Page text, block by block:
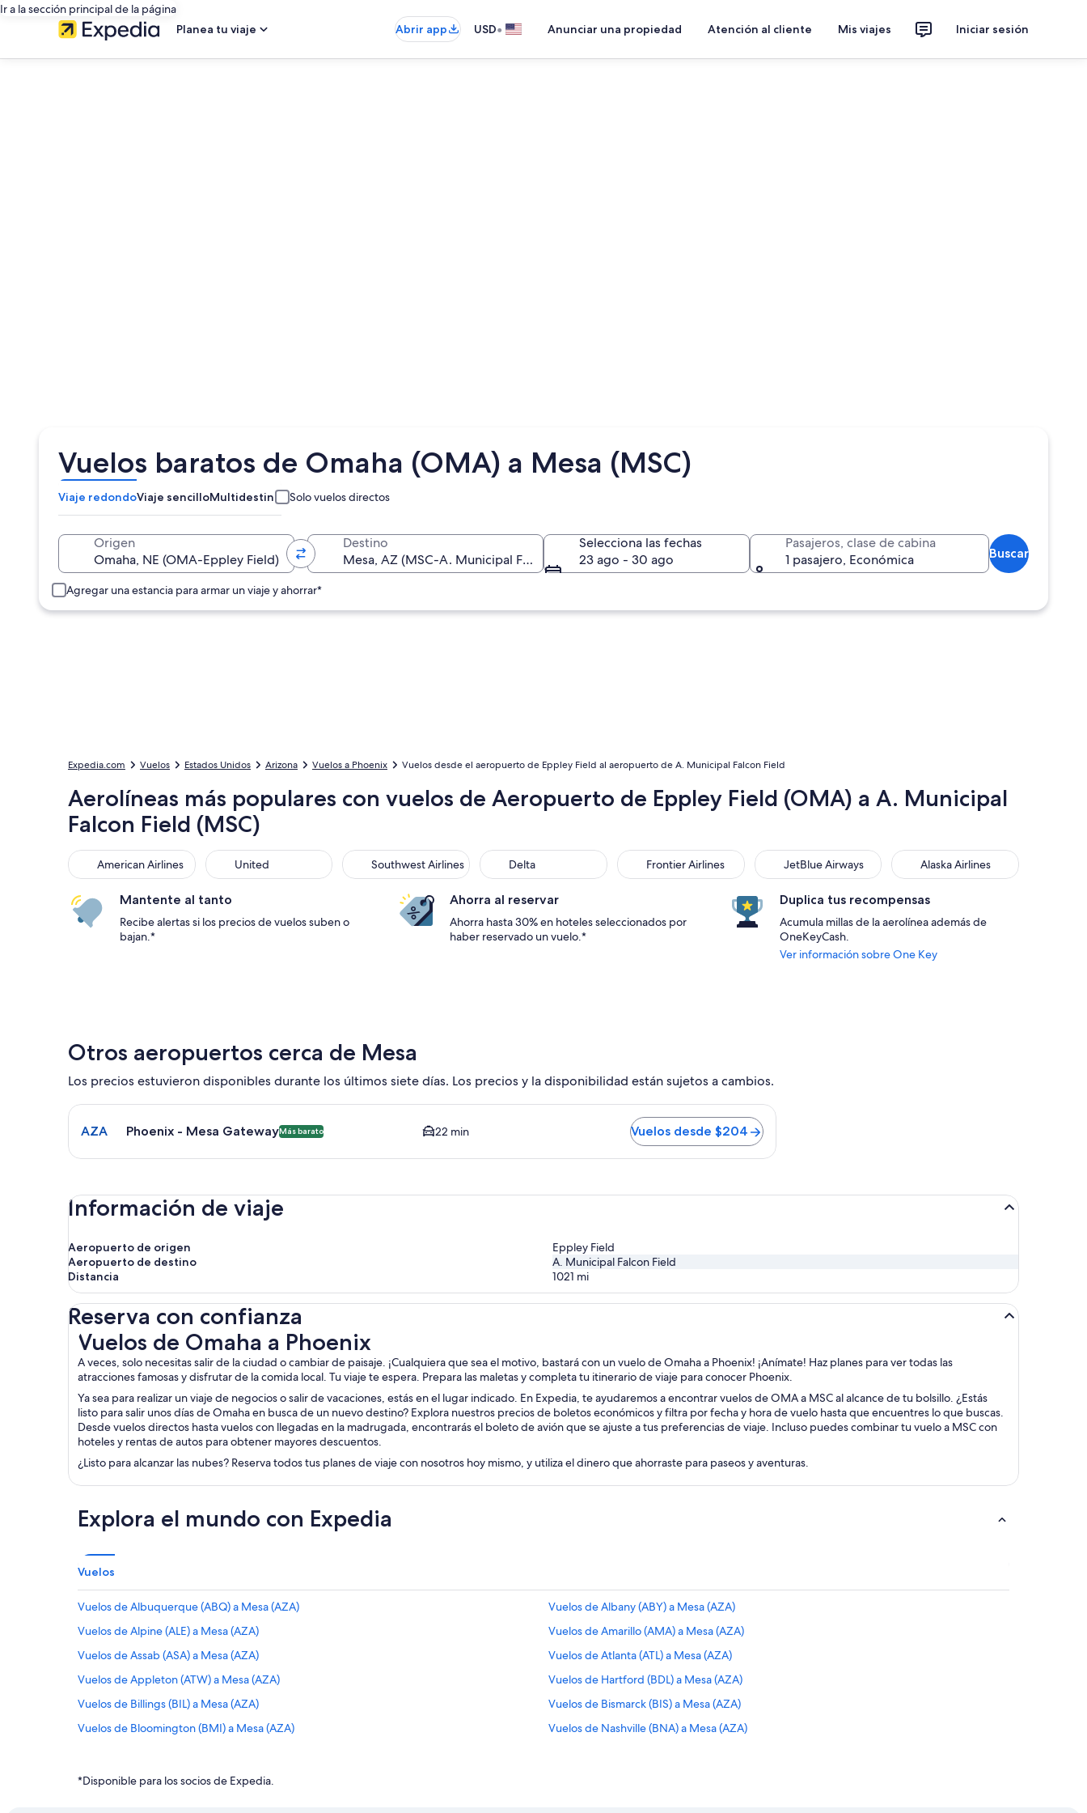
Ir a la sección principal de la página
Planea tu viaje
Abrir app USD• Anunciar una propiedad Atención al cliente Mis viajes Iniciar sesión
Vuelos baratos de Omaha (OMA) a Mesa (MSC)
Viaje redondoViaje sencilloMultidestino Solo vuelos directos
Origen Destino
Selecciona las fechas
23 ago - 30 ago
Pasajeros, clase de cabina
1 pasajero, Económica
Buscar
Agregar una estancia para armar un viaje y ahorrar*
Expedia.com Vuelos Estados Unidos Arizona Vuelos a Phoenix Vuelos desde el aeropuerto de Eppley Field al aeropuerto de A. Municipal Falcon Field
Aerolíneas más populares con vuelos de Aeropuerto de Eppley Field (OMA) a A. Municipal
Falcon Field (MSC)
American Airlines
American Airlines United
United Southwest Airlines
Southwest Airlines Delta
Delta Frontier Airlines
Frontier Airlines JetBlue Airways
JetBlue Airways Alaska Airlines
Alaska Airlines
Mantente al tanto
Recibe alertas si los precios de vuelos suben o
bajan.*
Ahorra al reservar
Ahorra hasta 30% en hoteles seleccionados por
haber reservado un vuelo.*
Duplica tus recompensas
Acumula millas de la aerolínea además de
OneKeyCash.
Ver información sobre One Key
Otros aeropuertos cerca de Mesa
Los precios estuvieron disponibles durante los últimos siete días. Los precios y la disponibilidad están sujetos a cambios.
Seleccionar vuelo a Phoenix - Mesa Gateway AZA. Opción más barata disponible. El tiempo promedio del trayecto en auto al centro es de 22 minutos. Vuelos desde $204
AZA Phoenix - Mesa GatewayMás barato 22 min Vuelos desde $204
Información de viaje
Aeropuerto de origen
Eppley Field
Aeropuerto de destino
A. Municipal Falcon Field
Distancia
1021 mi
Reserva con confianza
Vuelos de Omaha a Phoenix
A veces, solo necesitas salir de la ciudad o cambiar de paisaje. ¡Cualquiera que sea el motivo, bastará con un vuelo de Omaha a Phoenix! ¡Anímate! Haz planes para ver todas las
atracciones famosas y disfrutar de la comida local. Tu viaje te espera. Prepara las maletas y completa tu itinerario de viaje para conocer Phoenix.
Ya sea para realizar un viaje de negocios o salir de vacaciones, estás en el lugar indicado. En Expedia, te ayudaremos a encontrar vuelos de OMA a MSC al alcance de tu bolsillo. ¿Estás
listo para salir unos días de Omaha en busca de un nuevo destino? Explora nuestros precios de boletos económicos y filtra por fecha y hora de vuelo hasta que encuentres lo que buscas.
Desde vuelos directos hasta vuelos con llegadas en la madrugada, encontrarás el boleto de avión que se ajuste a tus preferencias de viaje. Incluso puedes combinar tu vuelo a MSC con
hoteles y rentas de autos para obtener mayores descuentos.
¿Listo para alcanzar las nubes? Reserva todos tus planes de viaje con nosotros hoy mismo, y utiliza el dinero que ahorraste para paseos y aventuras.
Vuelos de Omaha a Phoenix
Explora el mundo con Expedia
Vuelos
Vuelos de Albuquerque (ABQ) a Mesa (AZA)
Vuelos de Albany (ABY) a Mesa (AZA)
Vuelos de Alpine (ALE) a Mesa (AZA)
Vuelos de Amarillo (AMA) a Mesa (AZA)
Vuelos de Assab (ASA) a Mesa (AZA)
Vuelos de Atlanta (ATL) a Mesa (AZA)
Vuelos de Appleton (ATW) a Mesa (AZA)
Vuelos de Hartford (BDL) a Mesa (AZA)
Vuelos de Billings (BIL) a Mesa (AZA)
Vuelos de Bismarck (BIS) a Mesa (AZA)
Vuelos de Bloomington (BMI) a Mesa (AZA)
Vuelos de Nashville (BNA) a Mesa (AZA)
Vuelos de Bozeman (BZN) a Mesa (AZA)
*Disponible para los socios de Expedia.